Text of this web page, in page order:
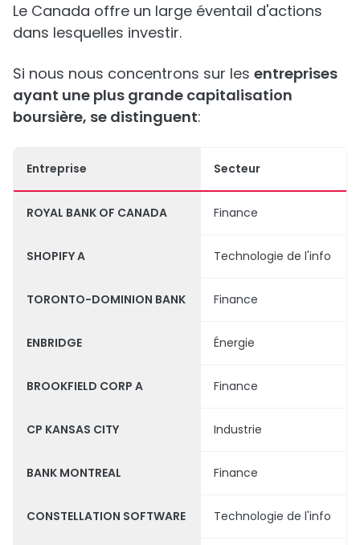
Le Canada offre un large éventail d'actions
dans lesquelles investir.
Si nous nous concentrons sur les entreprises
ayant une plus grande capitalisation
boursière, se distinguent:
Entreprise Secteur
ROYAL BANK OF CANADA Finance
SHOPIFY A Technologie de l'info
TORONTO-DOMINION BANK Finance
ENBRIDGE Énergie
BROOKFIELD CORP A Finance
CP KANSAS CITY Industrie
BANK MONTREAL Finance
CONSTELLATION SOFTWARE Technologie de l'info